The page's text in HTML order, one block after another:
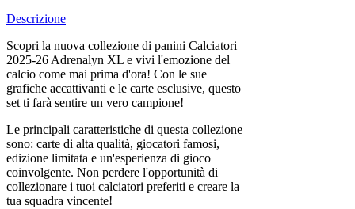
Descrizione
Scopri la nuova collezione di panini Calciatori
2025-26 Adrenalyn XL e vivi l'emozione del
calcio come mai prima d'ora! Con le sue
grafiche accattivanti e le carte esclusive, questo
set ti farà sentire un vero campione!
Le principali caratteristiche di questa collezione
sono: carte di alta qualità, giocatori famosi,
edizione limitata e un'esperienza di gioco
coinvolgente. Non perdere l'opportunità di
collezionare i tuoi calciatori preferiti e creare la
tua squadra vincente!